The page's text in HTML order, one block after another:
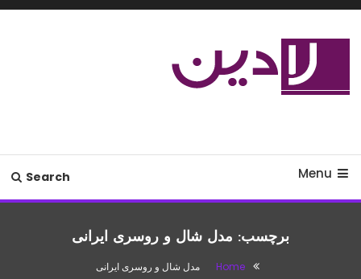
Skip
Menu
Search
برچسب: مدل شال و روسری ایرانی
Home مدل شال و روسری ایرانی